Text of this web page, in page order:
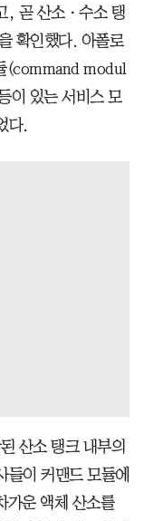
, 곧 산소ㆍ수소 탱
확인했다. 아폴로
(command modul
이 있는 서비스 모
다.
산소 탱크 내부의
들이 커맨드 모듈에
가운 액체 산소를